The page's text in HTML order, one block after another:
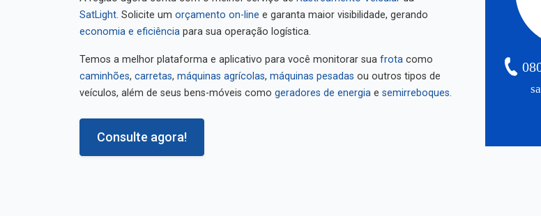
SatLight . Solicite um orçamento on-line e garanta maior visibilidade, gerando
economia e eficiência para sua operação logística.
Temos a melhor plataforma e aplicativo para você monitorar sua frota como
caminhões carretas máquinas agrícolas máquinas pesadas ou outros tipos de
veículos, além de seus bens-móveis como geradores de energia e semirreboques
Consulte agora!